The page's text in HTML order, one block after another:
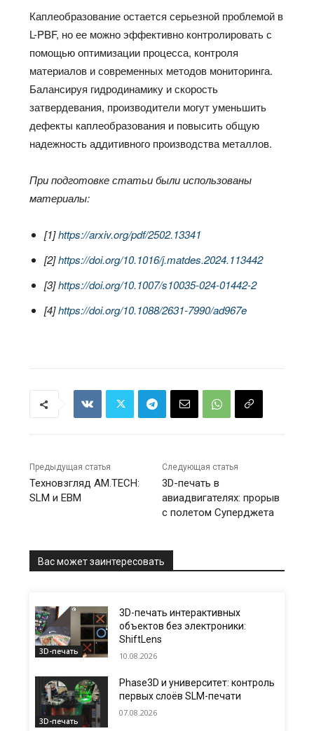
Каплеобразование остается серьезной проблемой в
L-PBF, но ее можно эффективно контролировать с
помощью оптимизации процесса, контроля
материалов и современных методов мониторинга.
Балансируя гидродинамику и скорость
затвердевания, производители могут уменьшить
дефекты каплеобразования и повысить общую
надежность аддитивного производства металлов.
При подготовке статьи были использованы
материалы:
[1]https://arxiv.org/pdf/2502.13341
[2]https://doi.org/10.1016/j.matdes.2024.113442
[3]https://doi.org/10.1007/s10035-024-01442-2
[4]https://doi.org/10.1088/2631-7990/ad967e
Предыдущая статья
Техновзгляд AM.TECH:
SLM и EBM
Следующая статья
3D-печать в
авиадвигателях: прорыв
с полетом Суперджета
Вас может заинтересовать
3D-печать
3D-печать интерактивных
объектов без электроники:
ShiftLens
10.08.2026
3D-печать
Phase3D и университет: контроль
первых слоёв SLM-печати
07.08.2026